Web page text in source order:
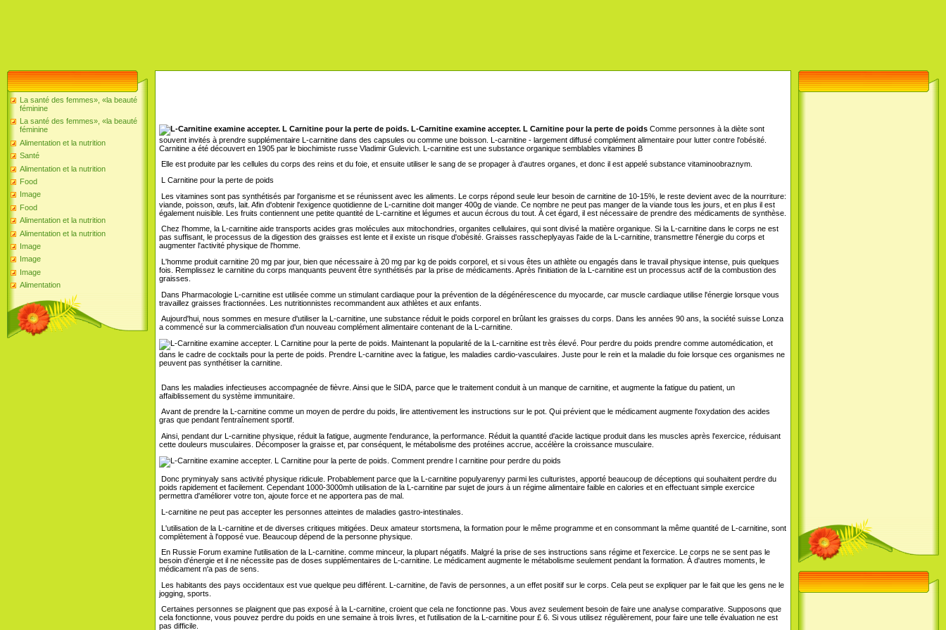
La santé des femmes», «la beauté
féminine
La santé des femmes», «la beauté
féminine
Alimentation et la nutrition
Santé
Alimentation et la nutrition
Food
Image
Food
Alimentation et la nutrition
Alimentation et la nutrition
Image
Image
Image
Alimentation
L-Carnitine examine accepter. L Carnitine pour la perte de poids Comme personnes à la diète sont
souvent invités à prendre supplémentaire L-carnitine dans des capsules ou comme une boisson. L-carnitine - largement diffusé complément alimentaire pour lutter contre l'obésité.
Carnitine a été découvert en 1905 par le biochimiste russe Vladimir Gulevich. L-carnitine est une substance organique semblables vitamines B
Elle est produite par les cellules du corps des reins et du foie, et ensuite utiliser le sang de se propager à d'autres organes, et donc il est appelé substance vitaminoobraznym.
L Carnitine pour la perte de poids
Les vitamines sont pas synthétisés par l'organisme et se réunissent avec les aliments. Le corps répond seule leur besoin de carnitine de 10-15%, le reste devient avec de la nourriture:
viande, poisson, œufs, lait. Afin d'obtenir l'exigence quotidienne de L-carnitine doit manger 400g de viande. Ce nombre ne peut pas manger de la viande tous les jours, et en plus il est
également nuisible. Les fruits contiennent une petite quantité de L-carnitine et légumes et aucun écrous du tout. À cet égard, il est nécessaire de prendre des médicaments de synthèse.
Chez l'homme, la L-carnitine aide transports acides gras molécules aux mitochondries, organites cellulaires, qui sont divisé la matière organique. Si la L-carnitine dans le corps ne est
pas suffisant, le processus de la digestion des graisses est lente et il existe un risque d'obésité. Graisses rasscheplyayas l'aide de la L-carnitine, transmettre l'énergie du corps et
augmenter l'activité physique de l'homme.
L'homme produit carnitine 20 mg par jour, bien que nécessaire à 20 mg par kg de poids corporel, et si vous êtes un athlète ou engagés dans le travail physique intense, puis quelques
fois. Remplissez le carnitine du corps manquants peuvent être synthétisés par la prise de médicaments. Après l'initiation de la L-carnitine est un processus actif de la combustion des
graisses.
Dans Pharmacologie L-carnitine est utilisée comme un stimulant cardiaque pour la prévention de la dégénérescence du myocarde, car muscle cardiaque utilise l'énergie lorsque vous
travaillez graisses fractionnées. Les nutritionnistes recommandent aux athlètes et aux enfants.
Aujourd'hui, nous sommes en mesure d'utiliser la L-carnitine, une substance réduit le poids corporel en brûlant les graisses du corps. Dans les années 90 ans, la société suisse Lonza
a commencé sur la commercialisation d'un nouveau complément alimentaire contenant de la L-carnitine.
Maintenant la popularité de la L-carnitine est très élevé. Pour perdre du poids prendre comme automédication, et
dans le cadre de cocktails pour la perte de poids. Prendre L-carnitine avec la fatigue, les maladies cardio-vasculaires. Juste pour le rein et la maladie du foie lorsque ces organismes ne
peuvent pas synthétiser la carnitine.
Dans les maladies infectieuses accompagnée de fièvre. Ainsi que le SIDA, parce que le traitement conduit à un manque de carnitine, et augmente la fatigue du patient, un
affaiblissement du système immunitaire.
Avant de prendre la L-carnitine comme un moyen de perdre du poids, lire attentivement les instructions sur le pot. Qui prévient que le médicament augmente l'oxydation des acides
gras que pendant l'entraînement sportif.
Ainsi, pendant dur L-carnitine physique, réduit la fatigue, augmente l'endurance, la performance. Réduit la quantité d'acide lactique produit dans les muscles après l'exercice, réduisant
cette douleurs musculaires. Décomposer la graisse et, par conséquent, le métabolisme des protéines accrue, accélère la croissance musculaire.
Comment prendre l carnitine pour perdre du poids
Donc pryminyaly sans activité physique ridicule. Probablement parce que la L-carnitine populyarenyy parmi les culturistes, apporté beaucoup de déceptions qui souhaitent perdre du
poids rapidement et facilement. Cependant 1000-3000mh utilisation de la L-carnitine par sujet de jours à un régime alimentaire faible en calories et en effectuant simple exercice
permettra d'améliorer votre ton, ajoute force et ne apportera pas de mal.
L-carnitine ne peut pas accepter les personnes atteintes de maladies gastro-intestinales.
L'utilisation de la L-carnitine et de diverses critiques mitigées. Deux amateur stortsmena, la formation pour le même programme et en consommant la même quantité de L-carnitine, sont
complètement à l'opposé vue. Beaucoup dépend de la personne physique.
En Russie Forum examine l'utilisation de la L-carnitine. comme minceur, la plupart négatifs. Malgré la prise de ses instructions sans régime et l'exercice. Le corps ne se sent pas le
besoin d'énergie et il ne nécessite pas de doses supplémentaires de L-carnitine. Le médicament augmente le métabolisme seulement pendant la formation. À d'autres moments, le
médicament n'a pas de sens.
Les habitants des pays occidentaux est vue quelque peu différent. L-carnitine, de l'avis de personnes, a un effet positif sur le corps. Cela peut se expliquer par le fait que les gens ne le
jogging, sports.
Certaines personnes se plaignent que pas exposé à la L-carnitine, croient que cela ne fonctionne pas. Vous avez seulement besoin de faire une analyse comparative. Supposons que
cela fonctionne, vous pouvez perdre du poids en une semaine à trois livres, et l'utilisation de la L-carnitine pour £ 6. Si vous utilisez régulièrement, pour faire une telle évaluation ne est
pas difficile.